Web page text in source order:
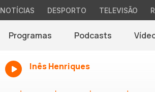
NOTÍCIAS DESPORTO TELEVISÃO
Programas Podcasts
Inês Henriques